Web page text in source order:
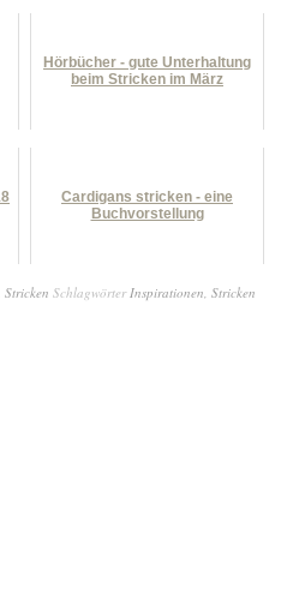
Hörbücher - gute Unterhaltung
beim Stricken im März
Cardigans stricken - eine
Buchvorstellung
Stricken SchlagwörterInspirationen, Stricken